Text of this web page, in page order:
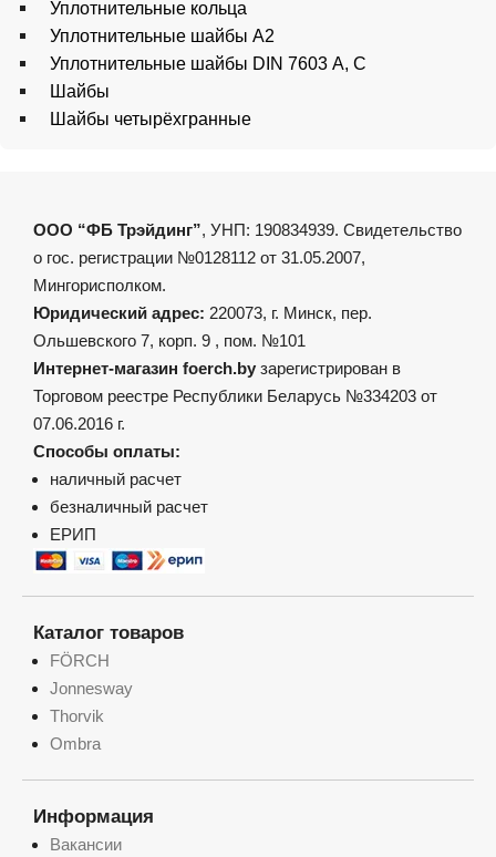
Уплотнительные кольца
Уплотнительные шайбы A2
Уплотнительные шайбы DIN 7603 А, С
Шайбы
Шайбы четырёхгранные
ООО “ФБ Трэйдинг”, УНП: 190834939. Свидетельство
о гос. регистрации №0128112 от 31.05.2007,
Мингорисполком.
Юридический адрес: 220073, г. Минск, пер.
Ольшевского 7, корп. 9 , пом. №101
Интернет-магазин foerch.by зарегистрирован в
Торговом реестре Республики Беларусь №334203 от
07.06.2016 г.
Способы оплаты:
наличный расчет
безналичный расчет
ЕРИП
Каталог товаров
FÖRCH
Jonnesway
Thorvik
Ombra
Информация
Вакансии